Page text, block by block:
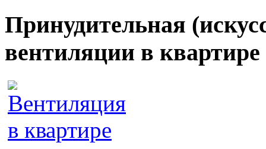
Принудительная
вентиляции в квартире